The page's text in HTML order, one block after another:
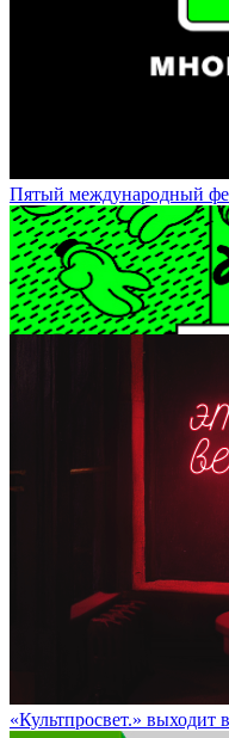
Ирина Чмырева - куратор
Пятый международный
Десятый поэтический
«Культпросвет.»